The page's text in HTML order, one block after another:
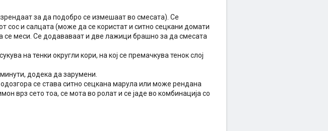
за да подобро се измешаат во смесата). Се
сос и салцата (може да се користат и ситно сецкани домати
се меси. Се додававаат и две лажици брашно за да смесата
на тенки округли кори, на кој се премачкува тенок слој
додека да зарумени.
се става ситно сецкана марула или може рендана
врз сето тоа, се мота во ролат и се јаде во комбинација со